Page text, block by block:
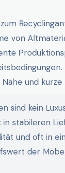
von
Nähe und
sind kein
in stabileren
und oft in
der